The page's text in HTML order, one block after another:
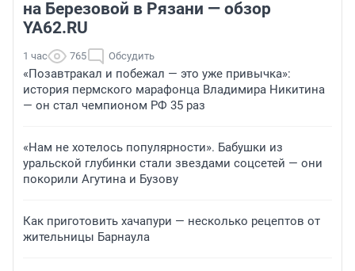
на Березовой в Рязани — обзор
YA62.RU
1 час 765 Обсудить
«Позавтракал и побежал — это уже привычка»:
история пермского марафонца Владимира Никитина
— он стал чемпионом РФ 35 раз
«Нам не хотелось популярности». Бабушки из
уральской глубинки стали звездами соцсетей — они
покорили Агутина и Бузову
Как приготовить хачапури — несколько рецептов от
жительницы Барнаула